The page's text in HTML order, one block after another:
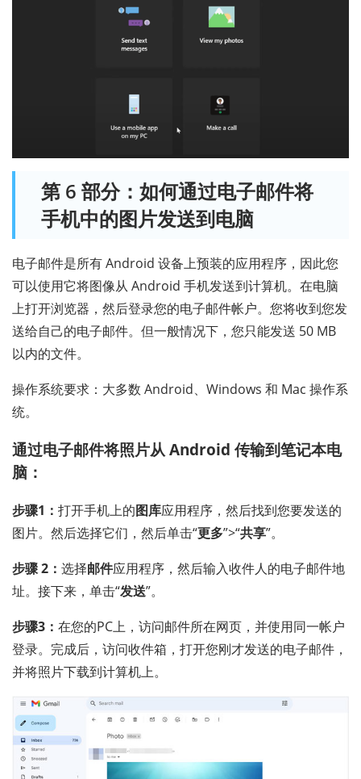
第 6 部分：如何通过电子邮件将
手机中的图片发送到电脑
电子邮件是所有 Android 设备上预装的应用程序，因此您
可以使用它将图像从 Android 手机发送到计算机。在电脑
上打开浏览器，然后登录您的电子邮件帐户。您将收到您发
送给自己的电子邮件。但一般情况下，您只能发送 50 MB
以内的文件。
操作系统要求：大多数 Android、Windows 和 Mac 操作系
统。
通过电子邮件将照片从 Android 传输到笔记本电
脑：
步骤1： 打开手机上的图库应用程序，然后找到您要发送的
图片。然后选择它们，然后单击“更多”>“共享”。
步骤 2： 选择邮件应用程序，然后输入收件人的电子邮件地
址。接下来，单击“发送”。
步骤3： 在您的PC上，访问邮件所在网页，并使用同一帐户
登录。完成后，访问收件箱，打开您刚才发送的电子邮件，
并将照片下载到计算机上。